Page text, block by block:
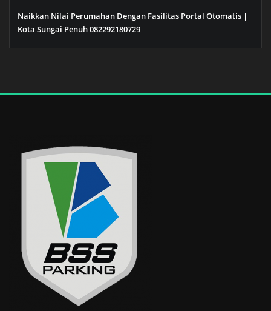
Naikkan Nilai Perumahan Dengan Fasilitas Portal Otomatis |
Kota Sungai Penuh 082292180729